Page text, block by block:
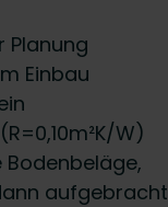
Planung
Einbau
W)
aufgebracht